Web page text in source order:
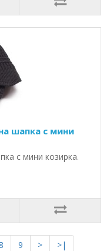
шапка с мини
с мини козирка.
9 >
>|